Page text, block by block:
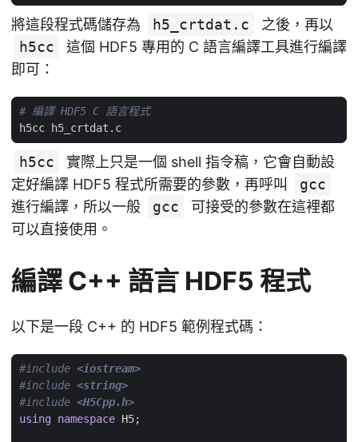
將這段程式碼儲存為 h5_crtdat.c
之後，再以
h5cc
這個 HDF5 專用的 C 語言編譯工具進行編譯
即可：
# 編譯 HDF5 C 語言程式
h5cc
實際上只是一個 shell 指令稿，它會自動設
定好編譯 HDF5 程式所需要的參數，再呼叫
gcc
進行編譯，所以一般
gcc
可接受的參數在這裡都
可以直接使用。
編譯 C++ 語言 HDF5 程式
以下是一段 C++ 的 HDF5 範例程式碼：
#include <iostream>
#include <string>
#include <H5Cpp.h>
using namespace H5;